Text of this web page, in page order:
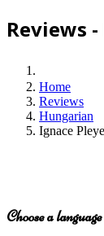
Reviews
Home
Reviews
Hungarian
Ignace
Choose a